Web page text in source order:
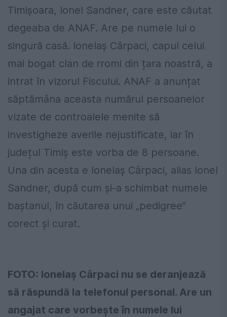
Timișoara, Ionel Sandner, care este căutat
degeaba de ANAF. Are pe numele lui o
singură casă. Ionelaș Cârpaci, capul celui
mai bogat clan de rromi din țara noastră, a
intrat în vizorul Fiscului. ANAF a anunțat
săptămâna aceasta numărul persoanelor
vizate de controalele menite să
investigheze averile nejustificate, iar în
județul Timiș este vorba de 8 persoane.
Una din acesta e Ionelaș Cârpaci, alias Ionel
Sandner, după cum și-a schimbat numele
baștanul, în căutarea unui „pedigree”
corect și curat.
FOTO: Ionelaș Cârpaci nu se deranjează
să răspundă la telefonul personal. Are un
angajat care vorbește în numele lui